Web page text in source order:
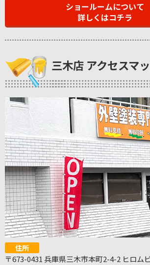
ショールームについて
詳しくはコチラ
三木店 アクセスマ
住所
〒673-0431 兵庫県三木市本町2-4-2 ヒロム